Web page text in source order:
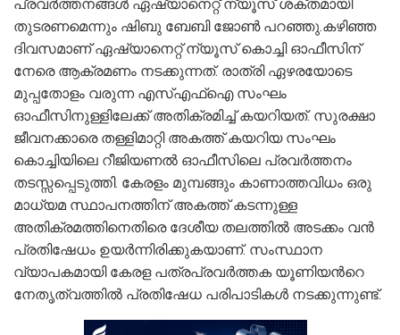
പ്രവർത്തനങ്ങൾ ഏഷ്യാനെറ്റ് ന്യൂസ് ശക്തമായി
തുടരണമെന്നും ഷിബു ബേബി ജോൺ പറഞ്ഞു.കഴിഞ്ഞ
ദിവസമാണ് ഏഷ്യാനെറ്റ് ന്യൂസ് കൊച്ചി ഓഫീസിന്
നേരെ ആക്രമണം നടക്കുന്നത്. രാത്രി ഏഴരയോടെ
മുപ്പതോളം വരുന്ന എസ്എഫ്ഐ സംഘം
ഓഫീസിനുള്ളിലേക്ക് അതിക്രമിച്ച് കയറിയത്. സുരക്ഷാ
ജീവനക്കാരെ തള്ളിമാറ്റി അകത്ത് കയറിയ സംഘം
കൊച്ചിയിലെ റീജിയണൽ ഓഫീസിലെ പ്രവർത്തനം
തടസ്സപ്പെടുത്തി. കേരളം മുമ്പങ്ങും കാണാത്തവിധം ഒരു
മാധ്യമ സ്ഥാപനത്തിന് അകത്ത് കടന്നുള്ള
അതിക്രമത്തിനെതിരെ ദേശീയ തലത്തിൽ അടക്കം വൻ
പ്രതിഷേധം ഉയര്‍ന്നിരിക്കുകയാണ്. സംസ്ഥാന
വ്യാപകമായി കേരള പത്രപ്രവര്‍ത്തക യൂണിയന്‍റെ
നേതൃത്വത്തില്‍ പ്രതിഷേധ പരിപാടികള്‍ നടക്കുന്നുണ്ട്.